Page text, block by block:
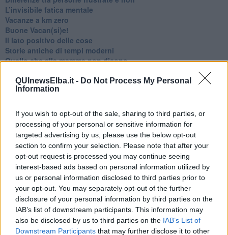
QUInewsElba.it - Do Not Process My Personal
Information
If you wish to opt-out of the sale, sharing to third parties, or
processing of your personal or sensitive information for
targeted advertising by us, please use the below opt-out
section to confirm your selection. Please note that after your
opt-out request is processed you may continue seeing
interest-based ads based on personal information utilized by
us or personal information disclosed to third parties prior to
your opt-out. You may separately opt-out of the further
disclosure of your personal information by third parties on the
IAB’s list of downstream participants. This information may
also be disclosed by us to third parties on the IAB’s List of
Downstream Participants that may further disclose it to other
L’invisibile fatica mentale
Vacanze a km zero
​Buone Vacan(si)e!
​Il lato positivo delle cose
​Storie antiche di tempi moderni
​Quello che alle mamme non dicono
Homo imbecillis
​4 anni di Blog
​Il passato, questo conosciuto!
​Clima ballerino e sbalzi d’umore
La maternità
​L’uomo o l’orso?
Non hanno un amico a teatro​
​Tutta una questione di rispetto
​Cose che ci esauriscono
​Vespa che passione!
​Lasciate ai vostri figli il diritto di piangere
​Parole d’amore regalate al vento
​Essere genitori di un adolescente
​Saper pazientare